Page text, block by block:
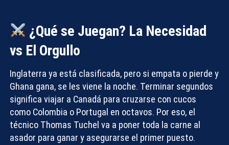
¿Qué se Juegan? La Necesidad
vs El Orgullo
Inglaterra ya está clasificada, pero si empata o pierde y
Ghana gana, se les viene la noche. Terminar segundos
significa viajar a Canadá para cruzarse con cucos
como Colombia o Portugal en octavos. Por eso, el
técnico Thomas Tuchel va a poner toda la carne al
asador para ganar y asegurarse el primer puesto.